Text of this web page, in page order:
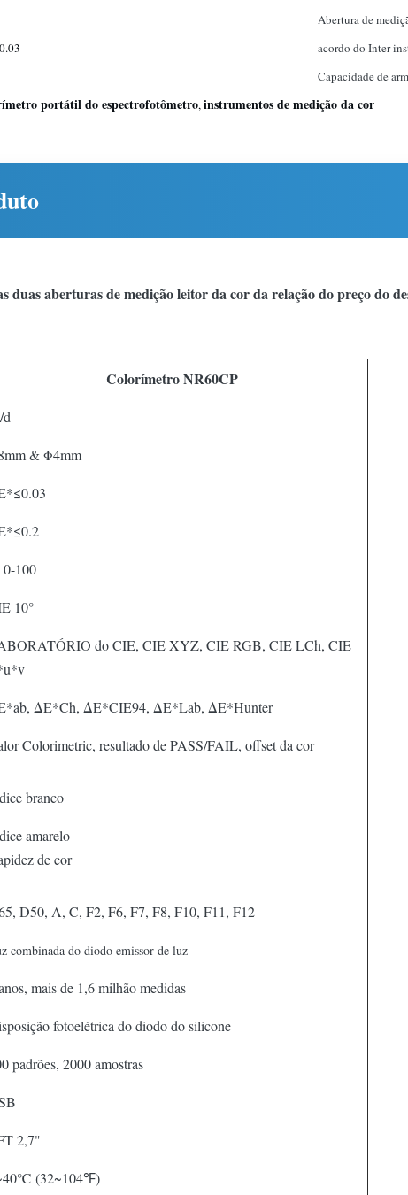
Abertura de
acordo do Inter-
Capacidade de
portátil do espectrofotômetro,instrumentos de medição da cor
duas aberturas de medição leitor da cor da relação do preço do
Colorímetro NR60CP
d
& Φ4mm
100
10°
do CIE, CIE XYZ, CIE RGB, CIE LCh, CIE
ΔE*Ch, ΔE*CIE94, ΔE*Lab, ΔE*Hunter
Colorimetric, resultado de PASS/FAIL, offset da cor
branco
amarelo
de cor
D50, A, C, F2, F6, F7, F8, F10, F11, F12
combinada do diodo emissor de luz
mais de 1,6 milhão medidas
fotoelétrica do diodo do silicone
padrões, 2000 amostras
2,7"
(32~104℉)